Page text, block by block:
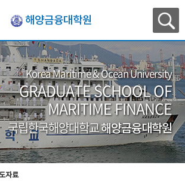
해양금융대학원
Korea Maritime & Ocean University
GRADUATE SCHOOL OF
MARITIME FINANCE
국립한국해양대학교해양금융대학원
자료